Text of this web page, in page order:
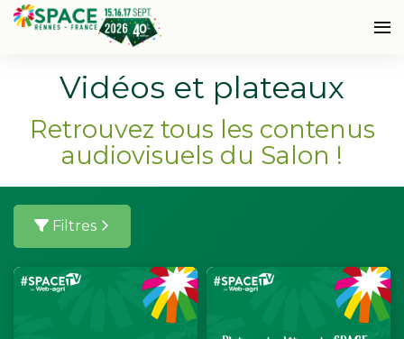
Vidéos et plateaux
Retrouvez tous les contenus
audiovisuels du Salon !
Filtres